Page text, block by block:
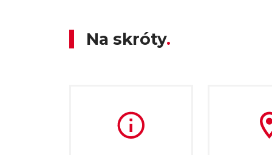
Na skróty